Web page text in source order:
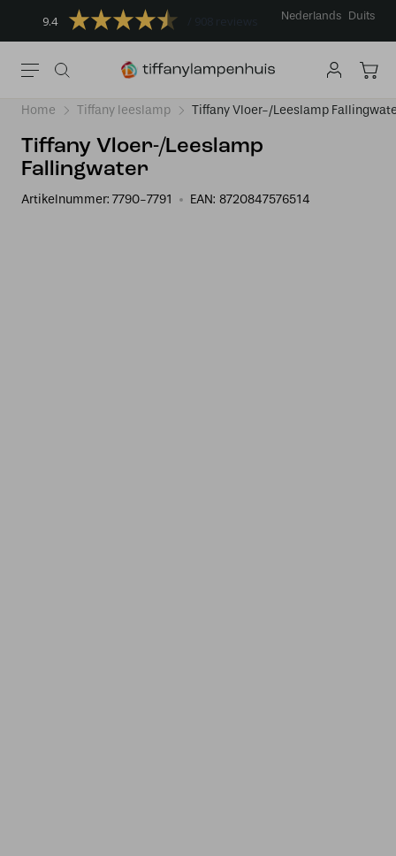
9.4 Nederlands Duits
Home Tiffany leeslamp Tiffany Vloer-/Leeslamp
Tiffany Vloer-/Leeslamp
Fallingwater
Artikelnummer: 7790-7791 EAN: 8720847576514